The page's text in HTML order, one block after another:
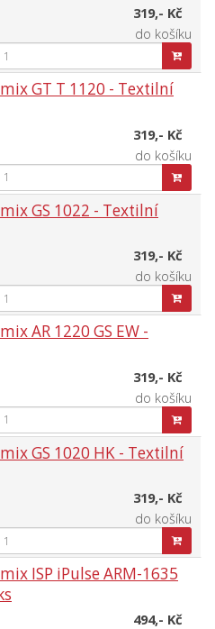
319,- Kč
do košíku
GT T 1120 - Textilní
319,- Kč
do košíku
GS 1022 - Textilní
319,- Kč
do košíku
AR 1220 GS EW -
319,- Kč
do košíku
GS 1020 HK - Textilní
319,- Kč
do košíku
ISP iPulse ARM-1635
494,- Kč